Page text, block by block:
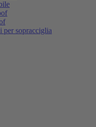
per sopracciglia